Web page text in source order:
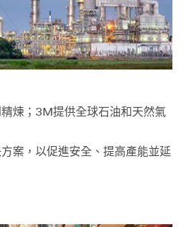
煉；3M提供全球石油和天然氣
案，以促進安全、提高產能並延